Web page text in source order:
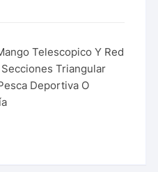
Telescopico Y Red
Triangular
Deportiva O